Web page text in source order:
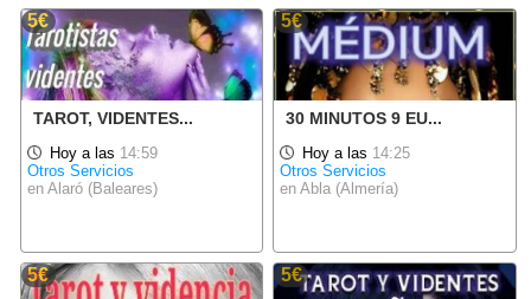
5€
TAROT, VIDENTES...
Hoy a las 14:59
Otros Servicios
en Alaró (Baleares)
5€
30 MINUTOS 9 EU...
Hoy a las 14:25
Otros Servicios
en Abla (Almería)
5€ 5€